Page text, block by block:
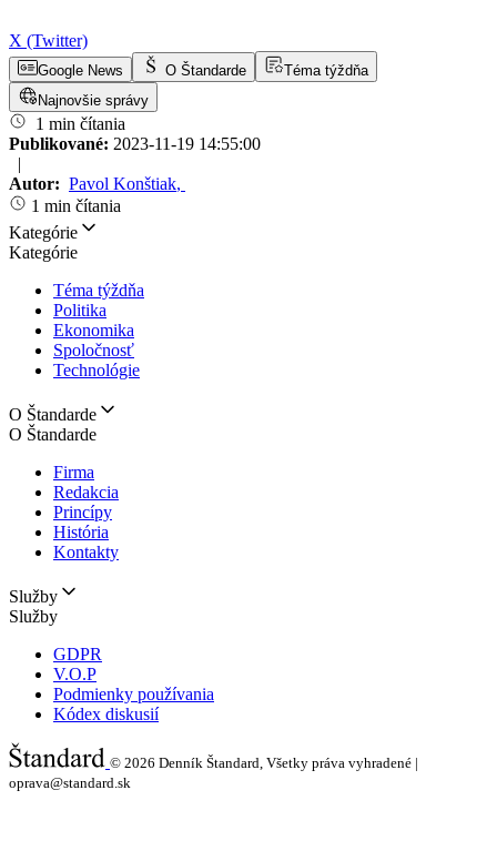
X (Twitter)
Google News O Štandarde
Téma týždňa
Najnovšie správy
1 min čítania
Publikované: 2023-11-19 14:55:00
|
Autor: Pavol Konštiak,
1 min čítania
Kategórie
Kategórie
Téma týždňa
Politika
Ekonomika
Spoločnosť
Technológie
O Štandarde
O Štandarde
Firma
Redakcia
Princípy
História
Kontakty
Služby
Služby
GDPR
V.O.P
Podmienky používania
Kódex diskusií
© 2026 Denník Štandard, Všetky práva vyhradené |
oprava@standard.sk